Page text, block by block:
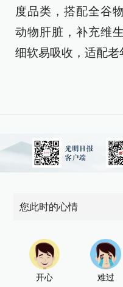
度品类，搭配全谷
动物肝脏，补充维
细软易吸收，适配老
您此时的心情
开心 难过